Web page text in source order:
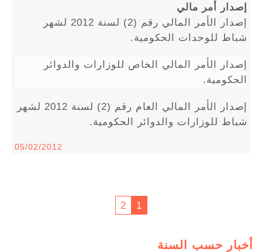
إصدار أمر مالي
إصدار الأمر المالي رقم (2) لسنة 2012 لشهر
شباط للوحدات الحكومية.
إصدار الأمر المالي الخاص للوزارات والدوائر
الحكومية.
إصدار الأمر المالي العام رقم (2) لسنة 2012 لشهر
شباط للوزارات والدوائر الحكومية.
05/02/2012
1
2
أخبار حسب السنة